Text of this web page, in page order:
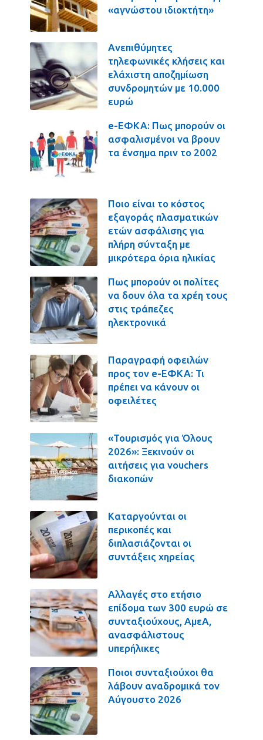
«αγνώστου ιδιοκτήτη»
Ανεπιθύμητες
τηλεφωνικές κλήσεις και
ελάχιστη αποζημίωση
συνδρομητών με 10.000
ευρώ
e-ΕΦΚΑ: Πως μπορούν οι
ασφαλισμένοι να βρουν
τα ένσημα πριν το 2002
Ποιο είναι το κόστος
εξαγοράς πλασματικών
ετών ασφάλισης για
πλήρη σύνταξη με
μικρότερα όρια ηλικίας
Πως μπορούν οι πολίτες
να δουν όλα τα χρέη τους
στις τράπεζες
ηλεκτρονικά
Παραγραφή οφειλών
προς τον e-ΕΦΚΑ: Τι
πρέπει να κάνουν οι
οφειλέτες
«Τουρισμός για Όλους
2026»: Ξεκινούν οι
αιτήσεις για vouchers
διακοπών
Καταργούνται οι
περικοπές και
διπλασιάζονται οι
συντάξεις χηρείας
Αλλαγές στο ετήσιο
επίδομα των 300 ευρώ σε
συνταξιούχους, ΑμεΑ,
ανασφάλιστους
υπερήλικες
Ποιοι συνταξιούχοι θα
λάβουν αναδρομικά τον
Αύγουστο 2026